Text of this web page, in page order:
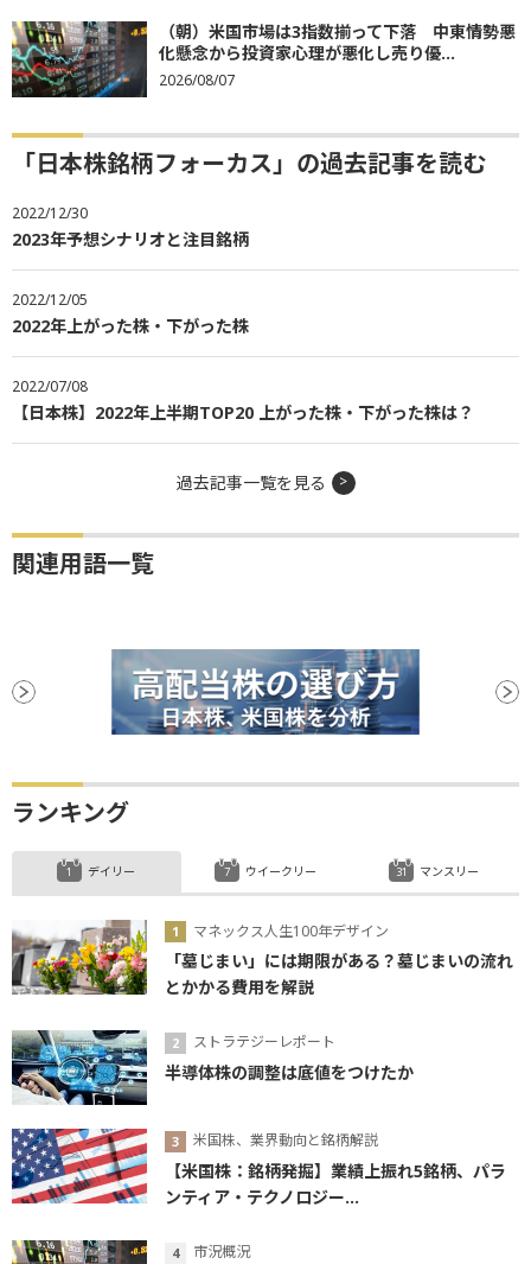
（朝）米国市場は3指数揃って下落 中東情勢悪
化懸念から投資家心理が悪化し売り優...
2026/08/07
「日本株銘柄フォーカス」の過去記事を読む
2022/12/30
2023年予想シナリオと注目銘柄
2022/12/05
2022年上がった株・下がった株
2022/07/08
【日本株】2022年上半期TOP20 上がった株・下がった株は？
過去記事一覧を見る
関連用語一覧
ランキング
デイリー
マネックス人生100年デザイン
「墓じまい」には期限がある？墓じまいの流れ
とかかる費用を解説
ストラテジーレポート
半導体株の調整は底値をつけたか
米国株、業界動向と銘柄解説
【米国株：銘柄発掘】業績上振れ5銘柄、パラ
ンティア・テクノロジー...
市況概況
ウイークリー マンスリー